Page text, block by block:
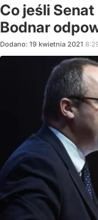
Co jeśli
Bodnar
Dodano: 19 kwietnia 2021